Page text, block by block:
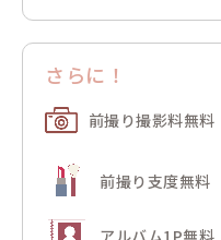
さらに！
前撮り撮影料無料
前撮り支度無料